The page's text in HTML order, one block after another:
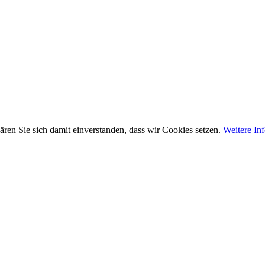
Sie sich damit einverstanden, dass wir Cookies setzen. Weitere